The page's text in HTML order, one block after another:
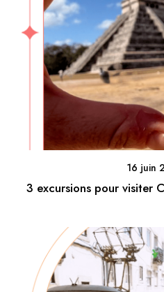
16 juin
3 excursions pour visiter